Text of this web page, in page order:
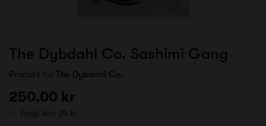
The Dybdahl Co. Sashimi Gang
Produkt fra The Dybdahl Co.
250,00 kr
Fragt kun 29 kr